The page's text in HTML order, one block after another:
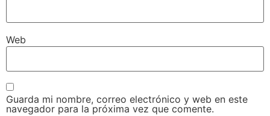
Web
Guarda mi nombre, correo electrónico y web en este
navegador para la próxima vez que comente.